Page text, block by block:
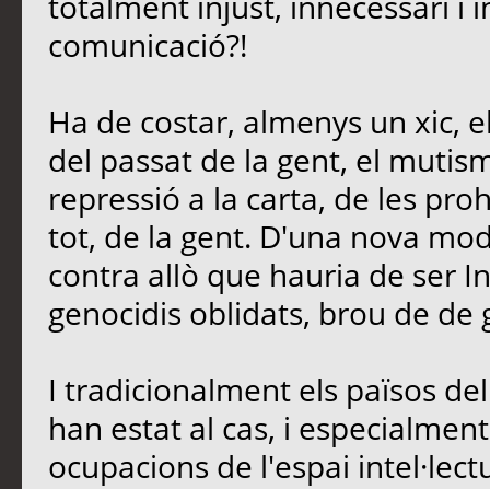
comunicació?!
Ha de costar, almenys un xic,
del passat de la gent, el
repressió a la carta, de les
tot, de la gent. D'una nova
contra allò que hauria de ser
genocidis oblidats, brou de de
I tradicionalment els països
han estat al cas, i
ocupacions de l'espai